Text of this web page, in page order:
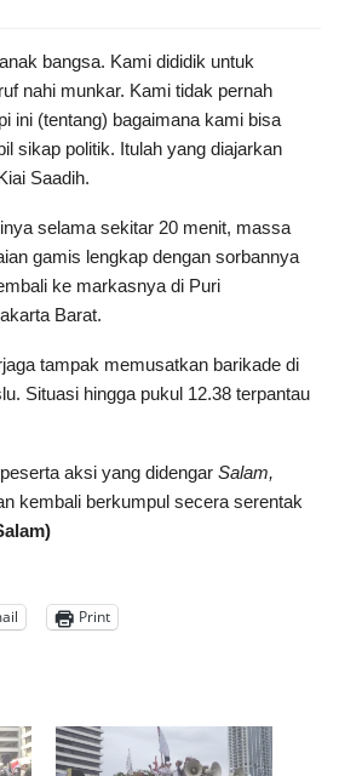
bangsa. Kami dididik untuk
nahi munkar. Kami tidak pernah
ini (tentang) bagaimana kami bisa
sikap politik. Itulah yang diajarkan
Saadih.
selama sekitar 20 menit, massa
gamis lengkap dengan sorbannya
ke markasnya di Puri
Barat.
tampak memusatkan barikade di
Situasi hingga pukul 12.38 terpantau
aksi yang didengar Salam,
kembali berkumpul secera serentak
Print